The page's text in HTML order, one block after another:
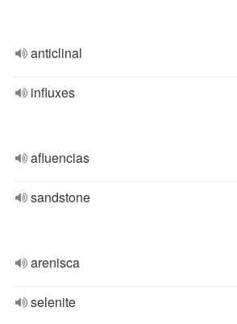
anticlinal
influxes
afluencias
sandstone
arenisca
selenite